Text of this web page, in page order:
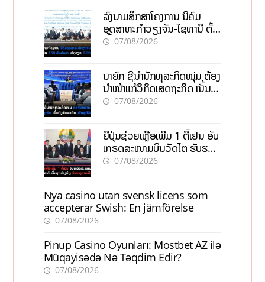
ລົງນາມສຶກສາໂຄງການ ນິຄົມ
ອຸດສາຫະກຳວຽງຈັນ-ໄຊທານີ ຕັ້ງ
ເປົ້າດຶງທຶນ 150 ລ້ານໂດລາ, ສ້າງ
07/08/2026
ນາຍົກ ຊີ້ນຳນັກທຸລະກິດໜຸ່ມ ຕ້ອງ
ນຳໜ້າແກ້ວິກິດເສດຖະກິດ ເນັ້ນດຶງ
ທຶນສາກົນ, ຫັນສູ່ດິຈິຕອນ
07/08/2026
ຍີ່ປຸ່ນຊ່ວຍເຫຼືອເພີ່ມ 1 ຕື້ເຢນ ອັບ
ເກຣດສະໜາມບິນວັດໄຕ ຮັບຮອງ
ການເຕີບໂຕ
07/08/2026
Nya casino utan svensk licens som
accepterar Swish: En jämförelse
07/08/2026
Pinup Casino Oyunları: Mostbet AZ ilə
Müqayisədə Nə Təqdim Edir?
07/08/2026